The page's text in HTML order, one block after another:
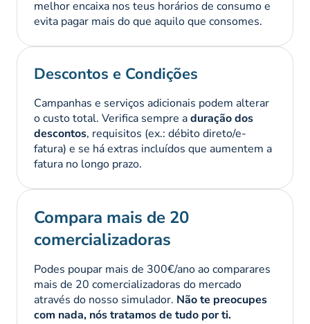
melhor encaixa nos teus horários de consumo e
evita pagar mais do que aquilo que consomes.
Descontos e Condições
Campanhas e serviços adicionais podem alterar
o custo total. Verifica sempre aduração dos
descontos, requisitos (ex.: débito direto/e-
fatura) e se há extras incluídos que aumentem a
fatura no longo prazo.
Compara mais de 20
comercializadoras
Podes poupar mais de 300€/ano ao comparares
mais de 20 comercializadoras do mercado
através do nosso simulador. Não te preocupes
com nada, nós tratamos de tudo por ti.